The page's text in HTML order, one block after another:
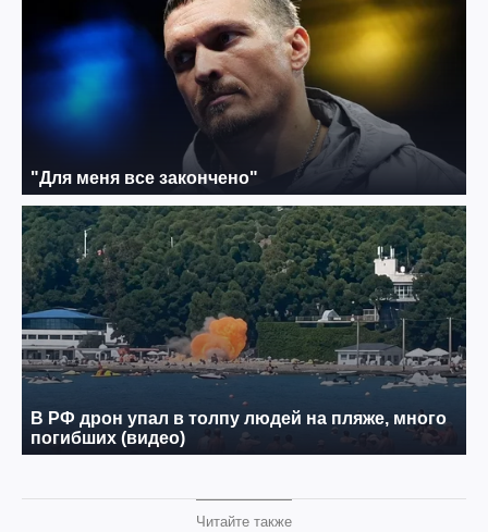
Читайте также